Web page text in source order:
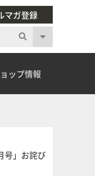
マガ登録
ップ情報
号」お詫び